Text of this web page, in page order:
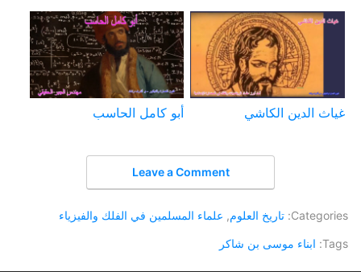
غياث الدين الكاشي أبو كامل الحاسب
Leave a Comment
Categories: تاريخ العلوم, علماء المسلمين في الفلك والفيزياء
Tags: ابناء موسى بن شاكر